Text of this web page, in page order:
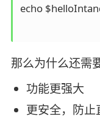
echo
那么为什么还需
功能更强大
更安全，防